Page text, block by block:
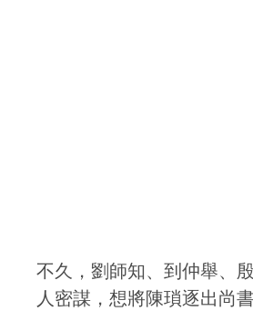
不久，劉師知、到仲舉、
人密謀，想將陳瑣逐出尚